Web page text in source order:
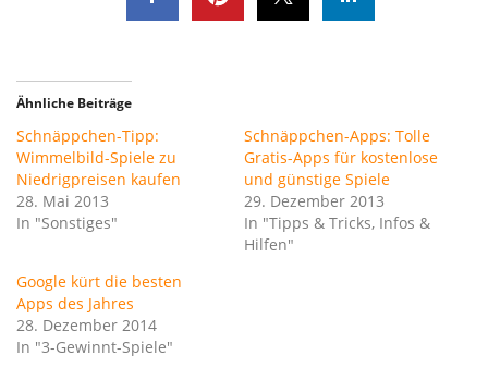
Ähnliche Beiträge
Schnäppchen-Tipp:
Wimmelbild-Spiele zu
Niedrigpreisen kaufen
28. Mai 2013
In "Sonstiges"
Schnäppchen-Apps: Tolle
Gratis-Apps für kostenlose
und günstige Spiele
29. Dezember 2013
In "Tipps & Tricks, Infos &
Hilfen"
Google kürt die besten
Apps des Jahres
28. Dezember 2014
In "3-Gewinnt-Spiele"